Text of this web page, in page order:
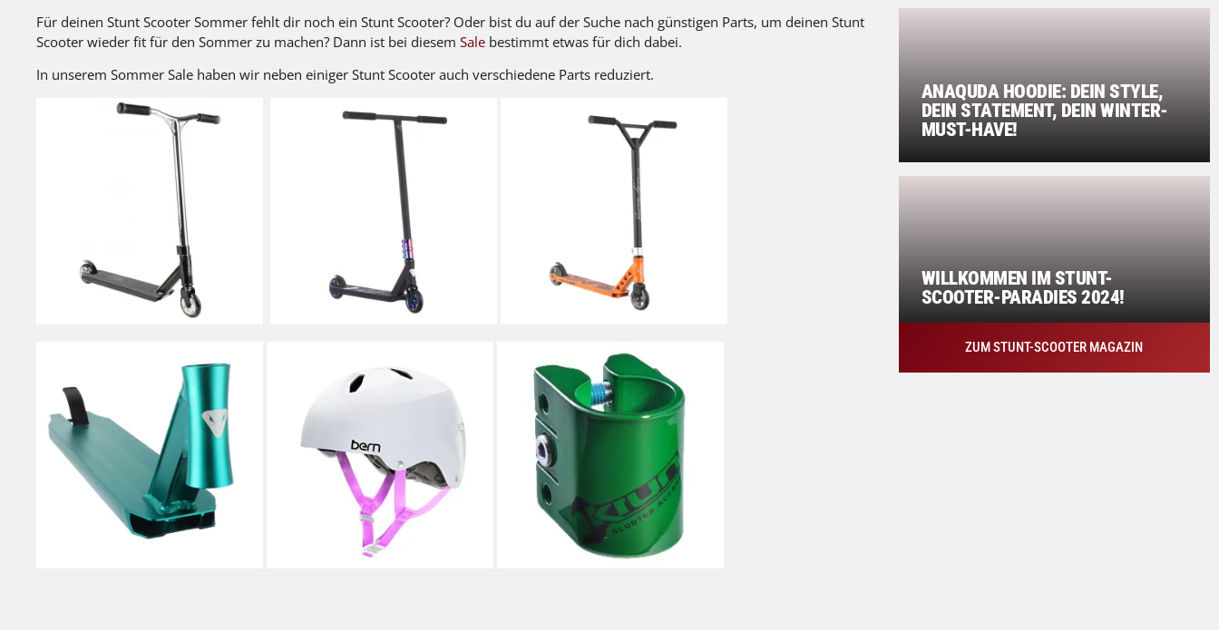
Für deinen Stunt Scooter Sommer fehlt dir noch ein Stunt Scooter? Oder bist du auf der Suche nach günstigen Parts, um deinen Stunt
Scooter wieder fit für den Sommer zu machen? Dann ist bei diesem Sale bestimmt etwas für dich dabei.
In unserem Sommer Sale haben wir neben einiger Stunt Scooter auch verschiedene Parts reduziert.
ANAQUDA HOODIE: DEIN STYLE,
DEIN STATEMENT, DEIN WINTER-
MUST-HAVE!
WILLKOMMEN IM STUNT-
SCOOTER-PARADIES 2024!
ZUM STUNT-SCOOTER MAGAZIN